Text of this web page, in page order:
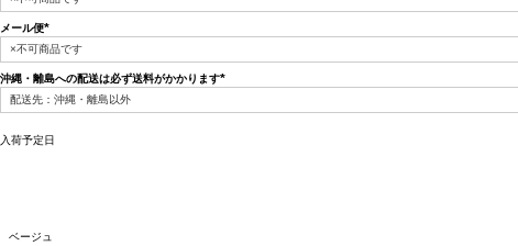
メール便
(必
須)
沖縄・離島への配送は必ず送料がかかります
入荷予定日
ベージュ